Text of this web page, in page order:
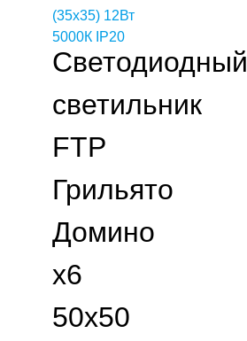
Светодиодный
светильник
FTP
Грильято
Домино
х6
50х50